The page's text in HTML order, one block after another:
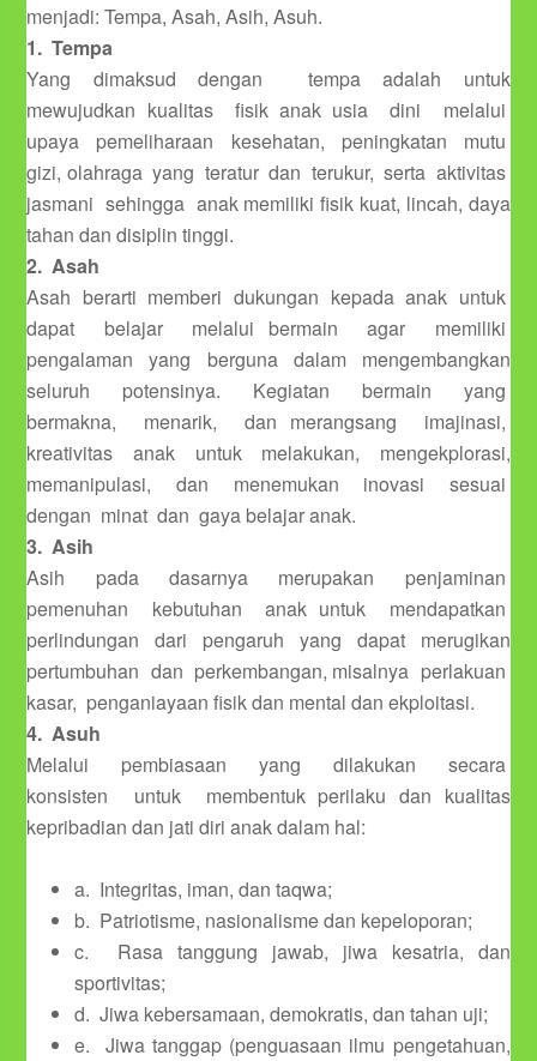
menjadi: Tempa, Asah, Asih, Asuh.
1. Tempa
Yang dimaksud dengan tempa adalah untuk
mewujudkan kualitas fisik anak usia dini melalui
upaya pemeliharaan kesehatan, peningkatan mutu
gizi, olahraga yang teratur dan terukur, serta aktivitas
jasmani sehingga anak memiliki fisik kuat, lincah, daya
tahan dan disiplin tinggi.
2. Asah
Asah berarti memberi dukungan kepada anak untuk
dapat belajar melalui bermain agar memiliki
pengalaman yang berguna dalam mengembangkan
seluruh potensinya. Kegiatan bermain yang
bermakna, menarik, dan merangsang imajinasi,
kreativitas anak untuk melakukan, mengekplorasi,
memanipulasi, dan menemukan inovasi sesuai
dengan minat dan gaya belajar anak.
3. Asih
Asih pada dasarnya merupakan penjaminan
pemenuhan kebutuhan anak untuk mendapatkan
perlindungan dari pengaruh yang dapat merugikan
pertumbuhan dan perkembangan, misalnya perlakuan
kasar, penganiayaan fisik dan mental dan ekploitasi.
4. Asuh
Melalui pembiasaan yang dilakukan secara
konsisten untuk membentuk perilaku dan kualitas
kepribadian dan jati diri anak dalam hal:
a. Integritas, iman, dan taqwa;
b. Patriotisme, nasionalisme dan kepeloporan;
c. Rasa tanggung jawab, jiwa kesatria, dan
sportivitas;
d. Jiwa kebersamaan, demokratis, dan tahan uji;
e. Jiwa tanggap (penguasaan ilmu pengetahuan,